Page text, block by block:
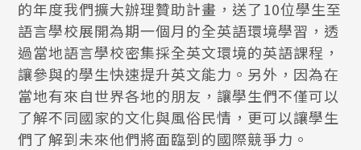
的年度我們擴大辦理贊助計畫，送了10位學生至
語言學校展開為期一個月的全英語環境學習，透
過當地語言學校密集採全英文環境的英語課程，
讓參與的學生快速提升英文能力。另外，因為在
當地有來自世界各地的朋友，讓學生們不僅可以
了解不同國家的文化與風俗民情，更可以讓學生
們了解到未來他們將面臨到的國際競爭力。